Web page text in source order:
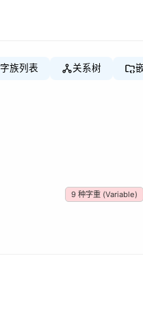
字族列表 关系树
9 种字重 (Variable)